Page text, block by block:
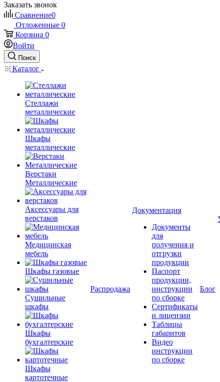
Заказать звонок
Сравнение0
Отложенные 0
Корзина 0
Войти
Поиск
Каталог
Стеллажи
металлические
Шкафы
металлические
Верстаки
Металлические
Аксессуары для
верстаков
Медицинская
мебель
Шкафы газовые
Сушильные
шкафы
Шкафы
бухгалтерские
Шкафы
картотечные
Распродажа
Документация
Документы
для
получения и
отгрузки
продукции
Паспорт
продукции,
инструкции
по сборке
Сертификаты
и лицензии
Таблицы
габаритов
Видео
инструкции
по сборке
Блог